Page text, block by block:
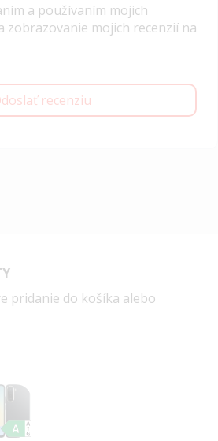
a používaním mojich
zobrazovanie mojich recenzií na
recenziu
pridanie do košíka alebo